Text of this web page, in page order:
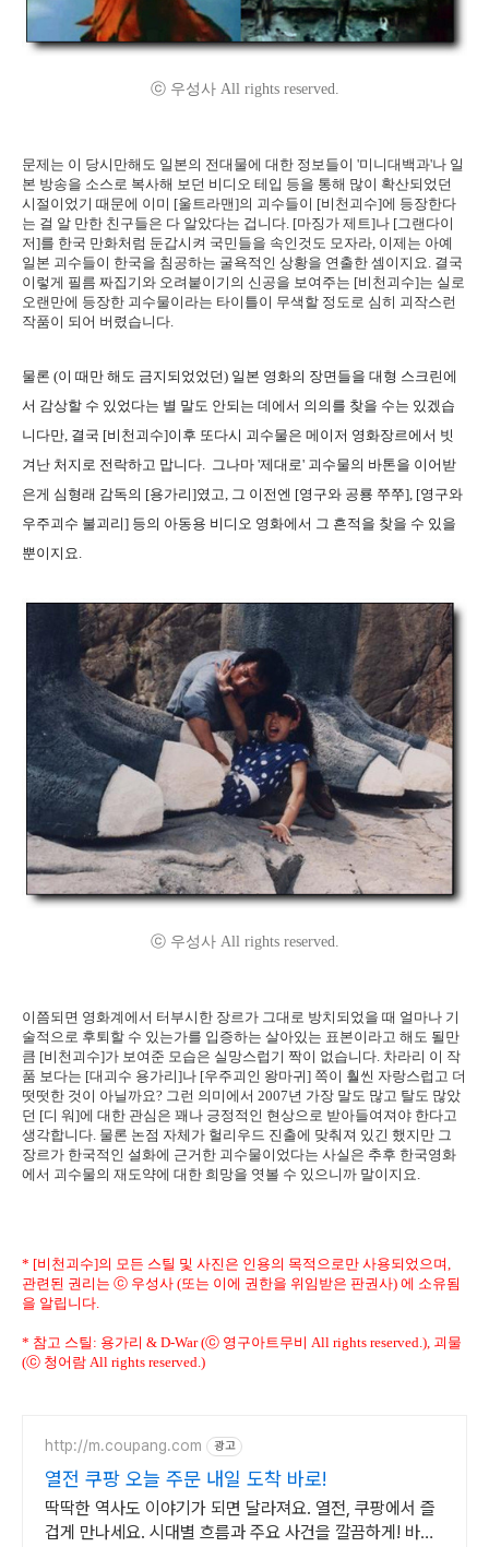
ⓒ 우성사 All rights reserved.
문제는 이 당시만해도 일본의 전대물에 대한 정보들이 '미니대백과'나 일
본 방송을 소스로 복사해 보던 비디오 테입 등을 통해 많이 확산되었던
시절이었기 때문에 이미 [울트라맨]의 괴수들이 [비천괴수]에 등장한다
는 걸 알 만한 친구들은 다 알았다는 겁니다. [마징가 제트]나 [그랜다이
저]를 한국 만화처럼 둔갑시켜 국민들을 속인것도 모자라, 이제는 아예
일본 괴수들이 한국을 침공하는 굴욕적인 상황을 연출한 셈이지요. 결국
이렇게 필름 짜집기와 오려붙이기의 신공을 보여주는 [비천괴수]는 실로
오랜만에 등장한 괴수물이라는 타이틀이 무색할 정도로 심히 괴작스런
작품이 되어 버렸습니다.
물론 (이 때만 해도 금지되었었던) 일본 영화의 장면들을 대형 스크린에
서 감상할 수 있었다는 별 말도 안되는 데에서 의의를 찾을 수는 있겠습
니다만, 결국 [비천괴수]이후 또다시 괴수물은 메이저 영화장르에서 빗
겨난 처지로 전락하고 맙니다. 그나마 '제대로' 괴수물의 바톤을 이어받
은게 심형래 감독의 [용가리]였고, 그 이전엔 [영구와 공룡 쭈쭈], [영구와
우주괴수 불괴리] 등의 아동용 비디오 영화에서 그 흔적을 찾을 수 있을
뿐이지요.
ⓒ 우성사 All rights reserved.
이쯤되면 영화계에서 터부시한 장르가 그대로 방치되었을 때 얼마나 기
술적으로 후퇴할 수 있는가를 입증하는 살아있는 표본이라고 해도 될만
큼 [비천괴수]가 보여준 모습은 실망스럽기 짝이 없습니다. 차라리 이 작
품 보다는 [대괴수 용가리]나 [우주괴인 왕마귀] 쪽이 훨씬 자랑스럽고 더
떳떳한 것이 아닐까요? 그런 의미에서 2007년 가장 말도 많고 탈도 많았
던 [디 워]에 대한 관심은 꽤나 긍정적인 현상으로 받아들여져야 한다고
생각합니다. 물론 논점 자체가 헐리우드 진출에 맞춰져 있긴 했지만 그
장르가 한국적인 설화에 근거한 괴수물이었다는 사실은 추후 한국영화
에서 괴수물의 재도약에 대한 희망을 엿볼 수 있으니까 말이지요.
* [비천괴수]의 모든 스틸 및 사진은 인용의 목적으로만 사용되었으며,
관련된 권리는 ⓒ 우성사 (또는 이에 권한을 위임받은 판권사) 에 소유됨
을 알립니다.
* 참고 스틸: 용가리 & D-War (ⓒ 영구아트무비 All rights reserved.), 괴물
(ⓒ 청어람 All rights reserved.)
http://m.coupang.com 광고
열전 쿠팡 오늘 주문 내일 도착 바로!
딱딱한 역사도 이야기가 되면 달라져요. 열전, 쿠팡에서 즐
겁게 만나세요. 시대별 흐름과 주요 사건을 깔끔하게! 바쁜